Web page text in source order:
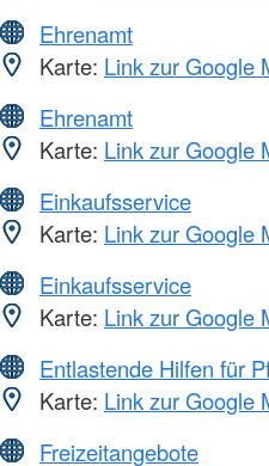
Ehrenamt
Karte: Link zur Google
Ehrenamt
Karte: Link zur Google
Einkaufsservice
Karte: Link zur Google
Einkaufsservice
Karte: Link zur Google
Entlastende Hilfen für
Karte: Link zur Google
Freizeitangebote